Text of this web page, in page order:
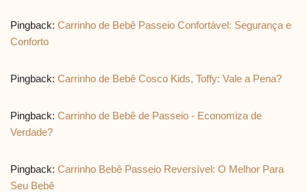
Pingback: Carrinho de Bebê Passeio Confortável: Segurança e
Conforto
Pingback: Carrinho de Bebê Cosco Kids, Toffy: Vale a Pena?
Pingback: Carrinho de Bebê de Passeio - Economiza de
Verdade?
Pingback: Carrinho Bebê Passeio Reversível: O Melhor Para
Seu Bebê